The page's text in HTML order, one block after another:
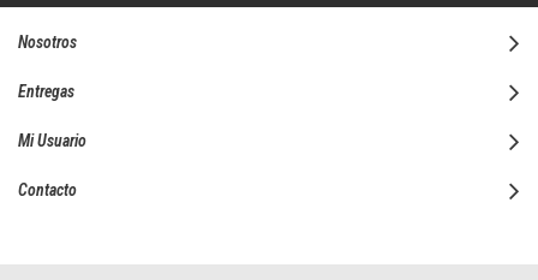
Nosotros
Entregas
Mi Usuario
Contacto